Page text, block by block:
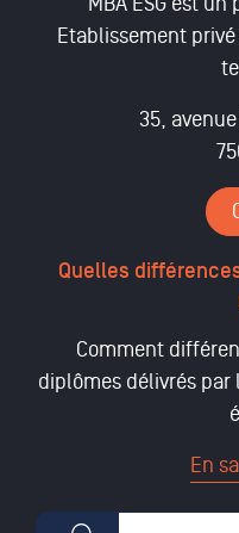
Etablissement
35,
Quelles
Comment
diplômes délivrés par
En